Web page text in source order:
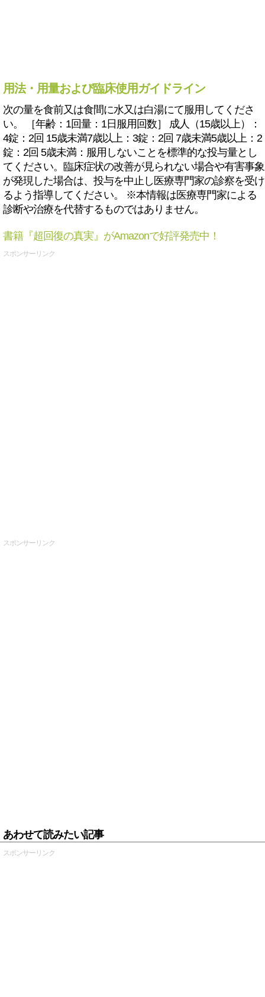
用法・用量および臨床使用ガイドライン
次の量を食前又は食間に水又は白湯にて服用してくださ
い。 ［年齢：1回量：1日服用回数］ 成人（15歳以上）：
4錠：2回 15歳未満7歳以上：3錠：2回 7歳未満5歳以上：2
錠：2回 5歳未満：服用しないことを標準的な投与量とし
てください。臨床症状の改善が見られない場合や有害事象
が発現した場合は、投与を中止し医療専門家の診察を受け
るよう指導してください。 ※本情報は医療専門家による
診断や治療を代替するものではありません。
書籍『超回復の真実』がAmazonで好評発売中！
スポンサーリンク
スポンサーリンク
あわせて読みたい記事
スポンサーリンク